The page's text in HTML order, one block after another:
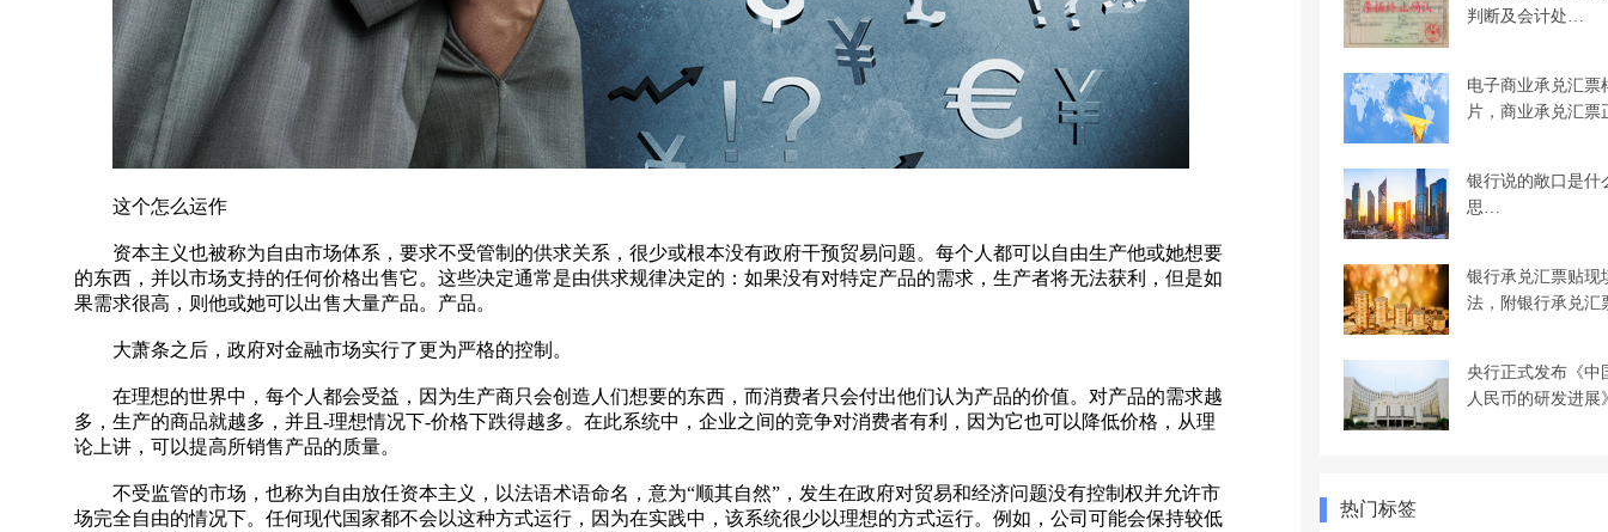
这个怎么运作
资本主义也被称为自由市场体系，要求不受管制的供求关系，很少或根本没有政府干预贸易问题。每个人都可以自由生产他或她想要
的东西，并以市场支持的任何价格出售它。这些决定通常是由供求规律决定的：如果没有对特定产品的需求，生产者将无法获利，但是如
果需求很高，则他或她可以出售大量产品。产品。
大萧条之后，政府对金融市场实行了更为严格的控制。
在理想的世界中，每个人都会受益，因为生产商只会创造人们想要的东西，而消费者只会付出他们认为产品的价值。对产品的需求越
多，生产的商品就越多，并且-理想情况下-价格下跌得越多。在此系统中，企业之间的竞争对消费者有利，因为它也可以降低价格，从理
论上讲，可以提高所销售产品的质量。
不受监管的市场，也称为自由放任资本主义，以法语术语命名，意为“顺其自然”，发生在政府对贸易和经济问题没有控制权并允许市
场完全自由的情况下。任何现代国家都不会以这种方式运行，因为在实践中，该系统很少以理想的方式运行。例如，公司可能会保持较低
判断及会计处…
电子商业承兑汇票
片，商业承兑汇
银行说的敞口是什
思…
银行承兑汇票贴现
法，附银行承兑
央行正式发布《中
人民币的研发进
热门标签